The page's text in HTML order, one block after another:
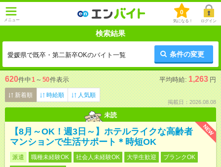
メニュー
0
気になる！ ログイン
検索結果
愛媛県で既卒・第二新卒OKのバイト一覧 条件の変更
620件中1 ～ 50件表示 平均時給: 1,263 円
新着順 時給順 人気順
掲載日：2026.08.08
未読
NEW
【8月～OK！週3日～】ホテルライクな高齢者
マンションで生活サポート＊時短OK
派遣 職種未経験OK 社会人未経験OK 大学生歓迎
ブランクOK